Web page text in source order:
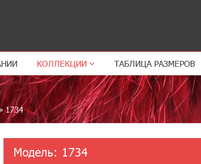
КОЛЛЕКЦИИ ТАБЛИЦА РАЗМЕРОВ
1734
Модель: 1734